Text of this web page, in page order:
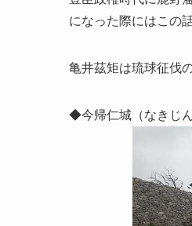
になった際にはこの
亀井茲矩は琉球征伐
◆今帰仁城（なきじん